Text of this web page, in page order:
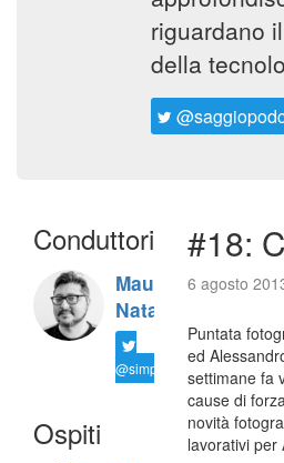
riguardano
della
Conduttori
Maurizio
Natali
@simplemal
Ospiti
#18:
6 agosto
Puntata
ed
settimane fa
cause di
novità
lavorativi per